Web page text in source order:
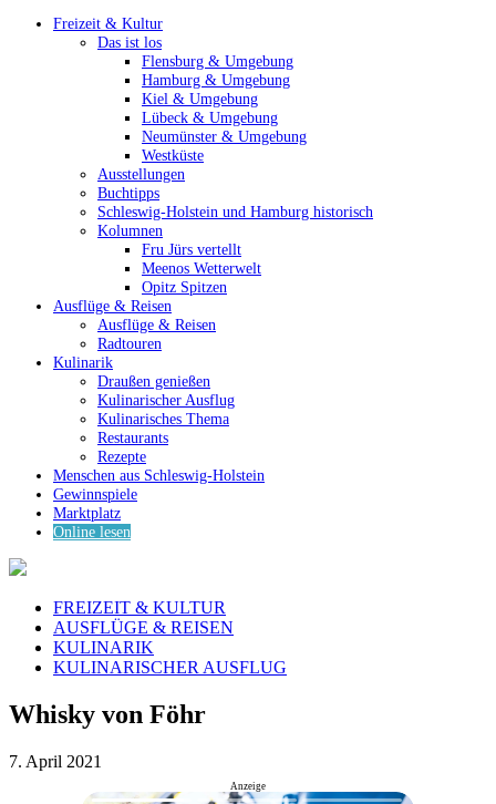
Freizeit & Kultur
Das ist los
Flensburg & Umgebung
Hamburg & Umgebung
Kiel & Umgebung
Lübeck & Umgebung
Neumünster & Umgebung
Westküste
Ausstellungen
Buchtipps
Schleswig-Holstein und Hamburg historisch
Kolumnen
Fru Jürs vertellt
Meenos Wetterwelt
Opitz Spitzen
Ausflüge & Reisen
Ausflüge & Reisen
Radtouren
Kulinarik
Draußen genießen
Kulinarischer Ausflug
Kulinarisches Thema
Restaurants
Rezepte
Menschen aus Schleswig-Holstein
Gewinnspiele
Marktplatz
Online lesen
FREIZEIT & KULTUR
AUSFLÜGE & REISEN
KULINARIK
KULINARISCHER AUSFLUG
Whisky von Föhr
7. April 2021
Anzeige